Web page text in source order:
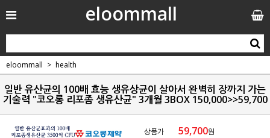
eloommall
eloommall health
일반 유산균의 100배 효능 생유상균이 살아서 완벽히 장까지 가는
기술력 "코오롱 리포좀 생유산균" 3개월 3BOX 150,000>>59,700
상품가 59,700원